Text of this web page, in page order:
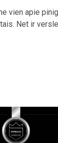
vien apie
Net ir